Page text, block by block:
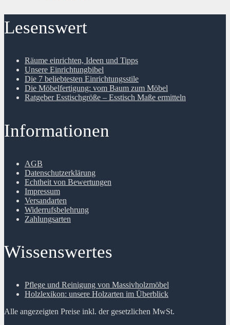
Lesenswert
Räume einrichten, Ideen und Tipps
Unsere Einrichtungbibel
Die 7 beliebtesten Einrichtungsstile
Die Möbelfertigung: vom Baum zum Möbel
Ratgeber Esstischgröße – Esstisch Maße ermitteln
Informationen
AGB
Datenschutzerklärung
Echtheit von Bewertungen
Impressum
Versandarten
Widerrufsbelehrung
Zahlungsarten
Wissenswertes
Pflege und Reinigung von Massivholzmöbel
Holzlexikon: unsere Holzarten im Überblick
Alle angezeigten Preise inkl. der gesetzlichen MwSt.